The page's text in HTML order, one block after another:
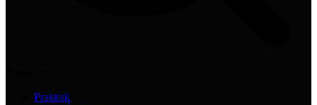
Praktisk